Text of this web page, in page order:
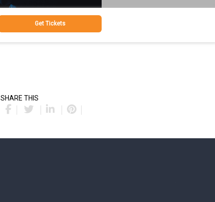
Get Tickets
SHARE THIS